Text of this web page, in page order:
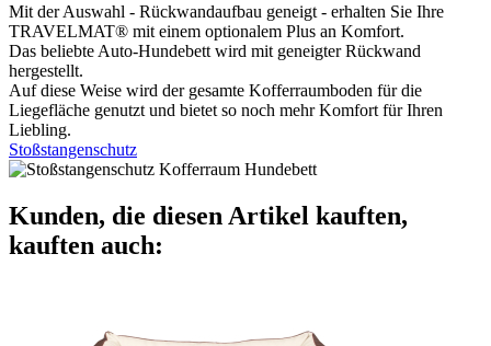
Mit der Auswahl - Rückwandaufbau geneigt - erhalten Sie Ihre
TRAVELMAT® mit einem optionalem Plus an Komfort.
Das beliebte Auto-Hundebett wird mit geneigter Rückwand
hergestellt.
Auf diese Weise wird der gesamte Kofferraumboden für die
Liegefläche genutzt und bietet so noch mehr Komfort für Ihren
Liebling.
Stoßstangenschutz
Kunden, die diesen Artikel kauften,
kauften auch: